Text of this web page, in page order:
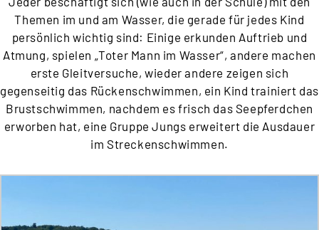
Themen im und am Wasser, die gerade für jedes Kind
persönlich wichtig sind: Einige erkunden Auftrieb und
Atmung, spielen „Toter Mann im Wasser“, andere machen
erste Gleitversuche, wieder andere zeigen sich
gegenseitig das Rückenschwimmen, ein Kind trainiert das
Brustschwimmen, nachdem es frisch das Seepferdchen
erworben hat, eine Gruppe Jungs erweitert die Ausdauer
im Streckenschwimmen.